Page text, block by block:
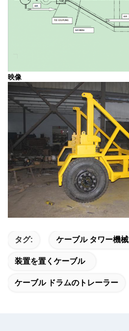
映像
タグ: ケーブル タワー機械
装置を置くケーブル
ケーブル ドラムのトレーラー